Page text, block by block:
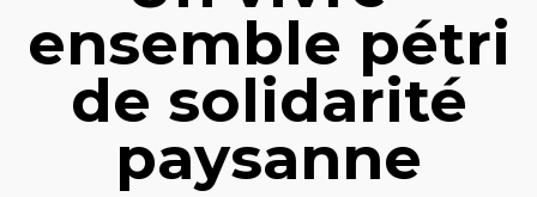
ensemble pétri
de solidarité
paysanne